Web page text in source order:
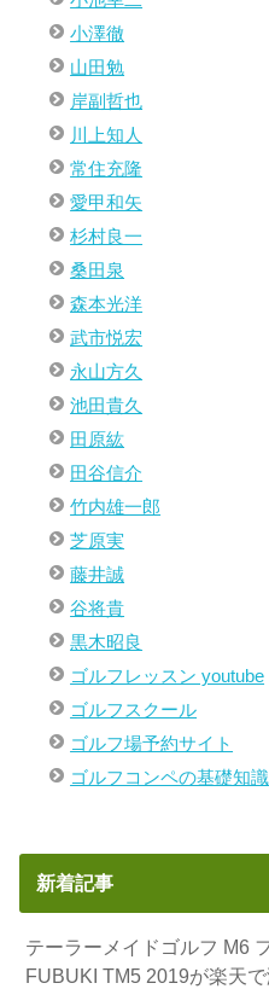
小澤徹
山田勉
岸副哲也
川上知人
常住充隆
愛甲和矢
杉村良一
桑田泉
森本光洋
武市悦宏
永山方久
池田貴久
田原紘
田谷信介
竹内雄一郎
芝原実
藤井誠
谷将貴
黒木昭良
ゴルフレッスン youtube
ゴルフスクール
ゴルフ場予約サイト
ゴルフコンペの基礎知識
新着記事
テーラーメイドゴルフ M6
FUBUKI TM5 2019が楽天で